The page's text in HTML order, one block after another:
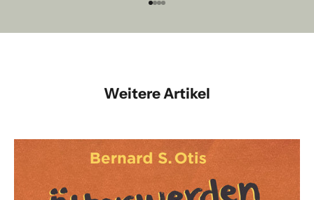
Gehe zu Element 1
Gehe zu Element 2
Gehe zu Element 3
Gehe zu Element 4
Weitere Artikel